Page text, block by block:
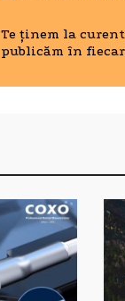
Te ținem la
publicăm în